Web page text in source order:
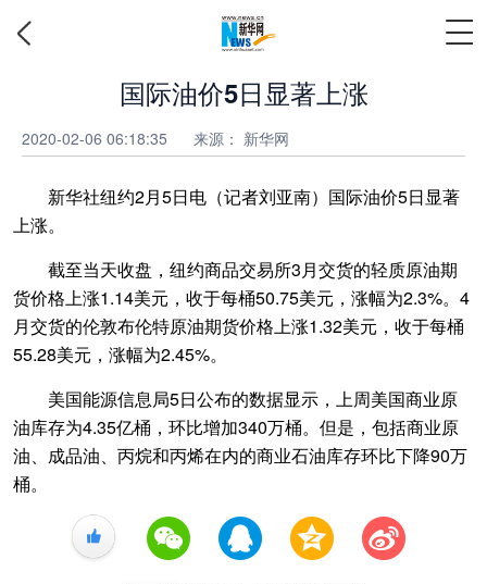
国际油价5日显著上涨
2020-02-06 06:18:35 来源： 新华网
新华社纽约2月5日电（记者刘亚南）国际油价5日显著
上涨。
截至当天收盘，纽约商品交易所3月交货的轻质原油期
货价格上涨1.14美元，收于每桶50.75美元，涨幅为2.3%。4
月交货的伦敦布伦特原油期货价格上涨1.32美元，收于每桶
55.28美元，涨幅为2.45%。
美国能源信息局5日公布的数据显示，上周美国商业原
油库存为4.35亿桶，环比增加340万桶。但是，包括商业原
油、成品油、丙烷和丙烯在内的商业石油库存环比下降90万
桶。
+1